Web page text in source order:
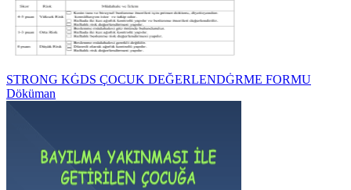
STRONG KĠDS ÇOCUK DEĞERLENDĠRME FORMU
Döküman